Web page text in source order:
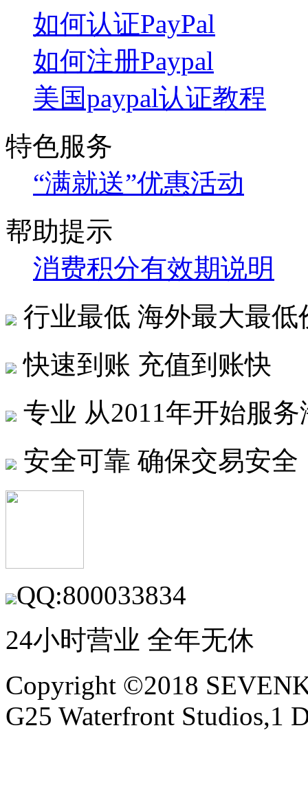
如何认证PayPal
如何注册Paypal
美国paypal认证教程
特色服务
“满就送”优惠活动
帮助提示
消费积分有效期说明
行业最低 海外最大最低
快速到账 充值到账快
专业 从2011年开始服
安全可靠 确保交易安全
QQ:800033834
24小时营业 全年无休
Copyright ©2018
G25 Waterfront Studios,1